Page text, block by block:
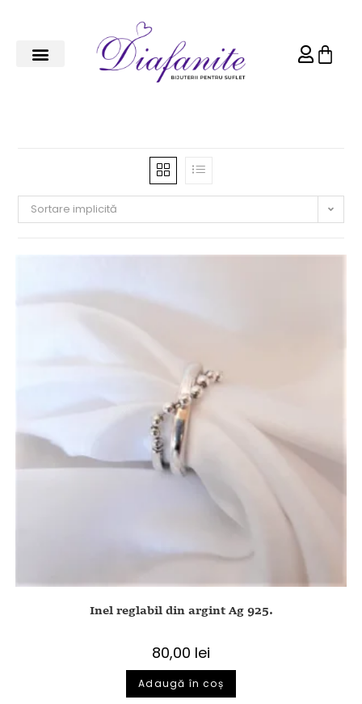
Sortare implicită
Inel reglabil din argint Ag 925.
80,00 lei
Adaugă în coș